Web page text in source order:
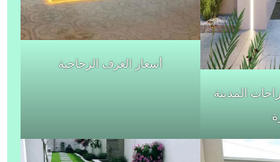
المدينة
أسعار الغرف الزجاجية